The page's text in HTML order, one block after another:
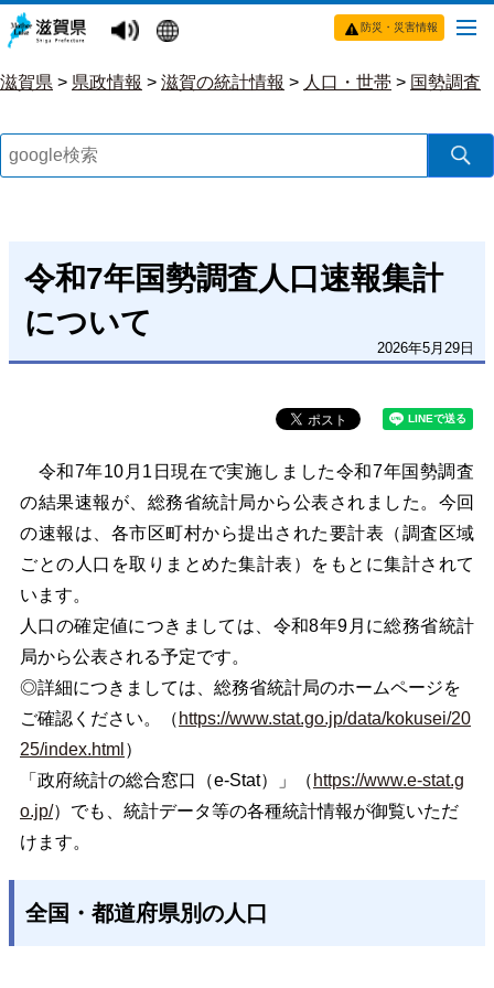
防災・災害情報
滋賀県 > 県政情報 > 滋賀の統計情報 > 人口・世帯 > 国勢調査
令和7年国勢調査人口速報集計
について
2026年5月29日
令和7年10月1日現在で実施しました令和7年国勢調査
の結果速報が、総務省統計局から公表されました。今回
の速報は、各市区町村から提出された要計表（調査区域
ごとの人口を取りまとめた集計表）をもとに集計されて
います。
人口の確定値につきましては、令和8年9月に総務省統計
局から公表される予定です。
◎詳細につきましては、総務省統計局のホームページを
ご確認ください。（ https://www.stat.go.jp/data/kokusei/20
25/index.html ）
「政府統計の総合窓口（e-Stat）」（ https://www.e-stat.g
o.jp/）でも、統計データ等の各種統計情報が御覧いただ
けます。
全国・都道府県別の人口